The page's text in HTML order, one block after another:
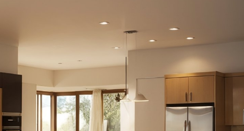
дома
Безопасность данных в
системе умного дома